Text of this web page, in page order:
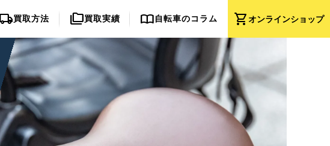
shopping_cartオンラインショップ
local_shipping買取方法 folder_copy買取実績 import_contacts自転車のコラム